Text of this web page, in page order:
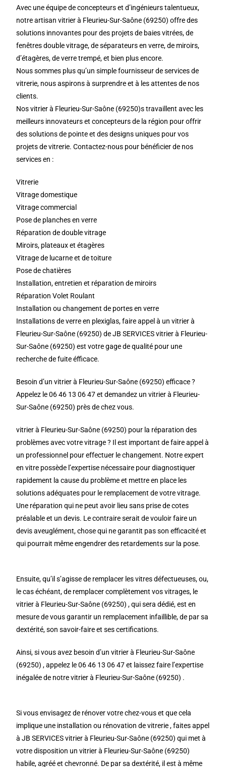
Avec une équipe de concepteurs et d’ingénieurs talentueux,
notre artisan vitrier à Fleurieu-Sur-Saône (69250) offre des
solutions innovantes pour des projets de baies vitrées, de
fenêtres double vitrage, de séparateurs en verre, de miroirs,
d’étagères, de verre trempé, et bien plus encore.
Nous sommes plus qu’un simple fournisseur de services de
vitrerie, nous aspirons à surprendre et à les attentes de nos
clients.
Nos vitrier à Fleurieu-Sur-Saône (69250)s travaillent avec les
meilleurs innovateurs et concepteurs de la région pour offrir
des solutions de pointe et des designs uniques pour vos
projets de vitrerie. Contactez-nous pour bénéficier de nos
services en :
Vitrerie
Vitrage domestique
Vitrage commercial
Pose de planches en verre
Réparation de double vitrage
Miroirs, plateaux et étagères
Vitrage de lucarne et de toiture
Pose de chatières
Installation, entretien et réparation de miroirs
Réparation Volet Roulant
Installation ou changement de portes en verre
Installations de verre en plexiglas, faire appel à un vitrier à
Fleurieu-Sur-Saône (69250) de JB SERVICES vitrier à Fleurieu-
Sur-Saône (69250) est votre gage de qualité pour une
recherche de fuite éfficace.
Besoin d’un vitrier à Fleurieu-Sur-Saône (69250) efficace ?
Appelez le 06 46 13 06 47 et demandez un vitrier à Fleurieu-
Sur-Saône (69250) près de chez vous.
vitrier à Fleurieu-Sur-Saône (69250) pour la réparation des
problèmes avec votre vitrage ? Il est important de faire appel à
un professionnel pour effectuer le changement. Notre expert
en vitre possède l’expertise nécessaire pour diagnostiquer
rapidement la cause du problème et mettre en place les
solutions adéquates pour le remplacement de votre vitrage.
Une réparation qui ne peut avoir lieu sans prise de cotes
préalable et un devis. Le contraire serait de vouloir faire un
devis aveuglément, chose qui ne garantit pas son efficacité et
qui pourrait même engendrer des retardements sur la pose.
Ensuite, qu’il s’agisse de remplacer les vitres défectueuses, ou,
le cas échéant, de remplacer complètement vos vitrages, le
vitrier à Fleurieu-Sur-Saône (69250) , qui sera dédié, est en
mesure de vous garantir un remplacement infaillible, de par sa
dextérité, son savoir-faire et ses certifications.
Ainsi, si vous avez besoin d’un vitrier à Fleurieu-Sur-Saône
(69250) , appelez le 06 46 13 06 47 et laissez faire l’expertise
inégalée de notre vitrier à Fleurieu-Sur-Saône (69250) .
Si vous envisagez de rénover votre chez-vous et que cela
implique une installation ou rénovation de vitrerie , faites appel
à JB SERVICES vitrier à Fleurieu-Sur-Saône (69250) qui met à
votre disposition un vitrier à Fleurieu-Sur-Saône (69250)
habile, agréé et chevronné. De par sa dextérité, il est à même